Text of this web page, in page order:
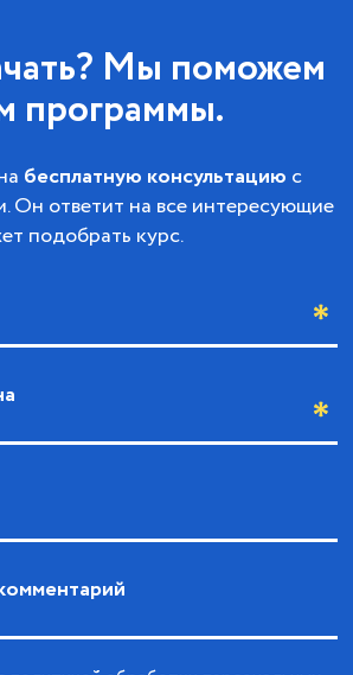
Мы поможем
программы.
бесплатную консультацию с
Он ответит на все интересующие
подобрать курс.